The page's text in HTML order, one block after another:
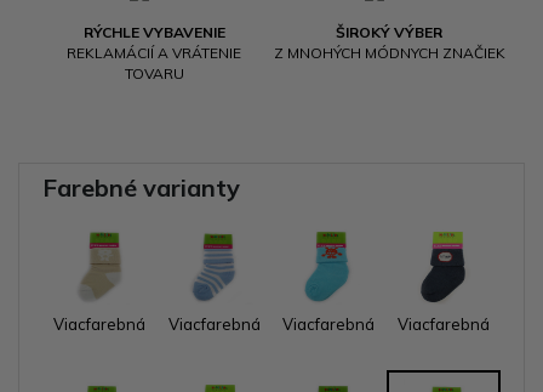
RÝCHLE VYBAVENIE
REKLAMÁCIÍ A VRÁTENIE
TOVARU
ŠIROKÝ VÝBER
Z MNOHÝCH MÓDNYCH ZNAČIEK
Farebné varianty
Viacfarebná Viacfarebná Viacfarebná Viacfarebná